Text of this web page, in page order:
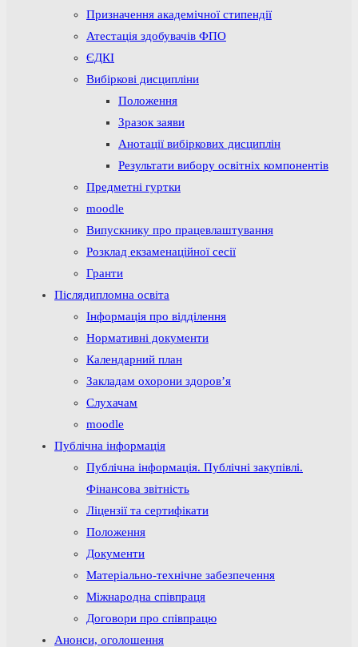
Призначення академічної стипендії
Атестація здобувачів ФПО
ЄДКІ
Вибіркові дисципліни
Положення
Зразок заяви
Анотації вибіркових дисциплін
Результати вибору освітніх компонентів
Предметні гуртки
moodle
Випускнику про працевлаштування
Розклад екзаменаційної сесії
Гранти
Післядипломна освіта
Інформація про відділення
Нормативні документи
Календарний план
Закладам охорони здоров’я
Слухачам
moodle
Публічна інформація
Публічна інформація. Публічні закупівлі.
Фінансова звітність
Ліцензії та сертифікати
Положення
Документи
Матеріально-технічне забезпечення
Міжнародна співпраця
Договори про співпрацю
Анонси, оголошення